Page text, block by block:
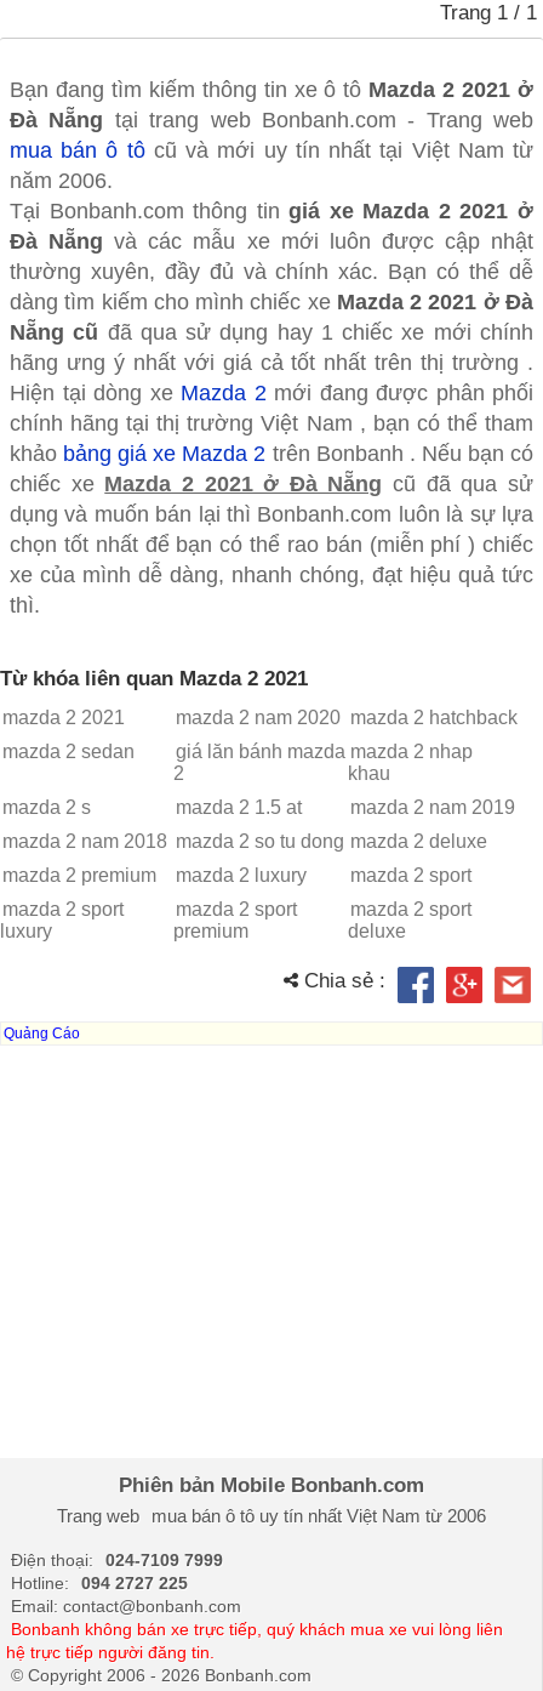
Trang 1 / 1
Bạn đang tìm kiếm thông tin xe ô tô Mazda 2 2021 ở
Đà Nẵng tại trang web Bonbanh.com - Trang web
mua bán ô tôcũ và mới uy tín nhất tại Việt Nam từ
năm 2006.
Tại Bonbanh.com thông tingiá xe Mazda 2 2021 ở
Đà Nẵng và các mẫu xe mới luôn được cập nhật
thường xuyên, đầy đủ và chính xác. Bạn có thể dễ
dàng tìm kiếm cho mình chiếc xe Mazda 2 2021 ở Đà
Nẵng cũ đã qua sử dụng hay 1 chiếc xe mới chính
hãng ưng ý nhất với giá cả tốt nhất trên thị trường .
Hiện tại dòng xe Mazda 2mới đang được phân phối
chính hãng tại thị trường Việt Nam , bạn có thể tham
khảo bảng giá xe Mazda 2 trên Bonbanh . Nếu bạn có
chiếc xe Mazda 2 2021 ở Đà Nẵng cũ đã qua sử
dụng và muốn bán lại thì Bonbanh.com luôn là sự lựa
chọn tốt nhất để bạn có thể rao bán (miễn phí ) chiếc
xe của mình dễ dàng, nhanh chóng, đạt hiệu quả tức
thì.
Từ khóa liên quan Mazda 2 2021
mazda 2 2021 mazda 2 nam 2020 mazda 2 hatchback
mazda 2 sedan
giá lăn bánh mazda
2
mazda 2 nhap
khau
mazda 2 s
mazda 2 1.5 at
mazda 2 nam 2019
mazda 2 nam 2018 mazda 2 so tu dong mazda 2 deluxe
mazda 2 premium
mazda 2 luxury
mazda 2 sport
mazda 2 sport
luxury
mazda 2 sport
premium
mazda 2 sport
deluxe
Chia sẻ :
Quảng Cáo
Phiên bản Mobile Bonbanh.com
Trang web mua bán ô tôuy tín nhất Việt Nam từ 2006
Điện thoại:
024-7109 7999
Hotline:
094 2727 225
Email: contact@bonbanh.com
Bonbanh không bán xe trực tiếp, quý khách mua xe vui lòng liên
hệ trực tiếp người đăng tin.
© Copyright 2006 - 2026 Bonbanh.com